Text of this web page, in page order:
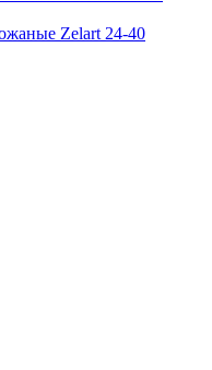
Zelart 24-40